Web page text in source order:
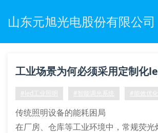
山东元旭光电股份有限公司
工业场景为何必须采用定制化
方案？
#led工业照明 #智能调光系统 #能效优
传统照明设备的能耗困局
在厂房、仓库等工业环境中，常规荧